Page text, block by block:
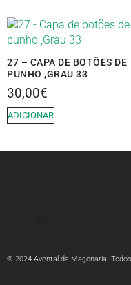
27 – CAPA DE BOTÕES DE
PUNHO ,GRAU 33
30,00€
ADICIONAR
© 2024 Avental da Maçonaria.